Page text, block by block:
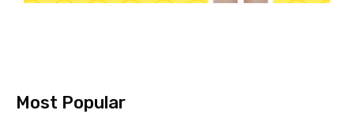
Most Popular